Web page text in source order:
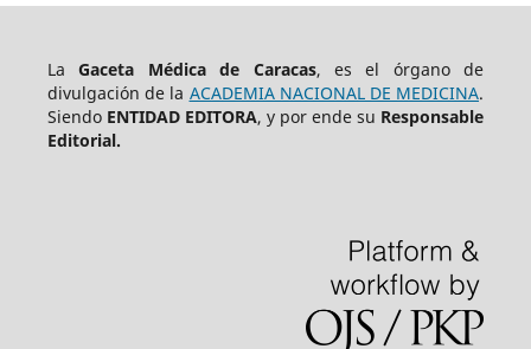
LaGaceta Médica de Caracas, es el órgano de
divulgación de la ACADEMIA NACIONAL DE MEDICINA.
Siendo ENTIDAD EDITORA, y por ende su Responsable
Editorial.